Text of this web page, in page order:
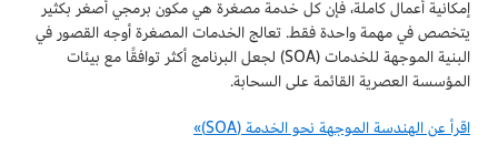
إمكانية أعمال كاملة، فإن كل خدمة مصغرة هي مكون برمجي أصغر بكثير
يتخصص في مهمة واحدة فقط. تعالج الخدمات المصغرة أوجه القصور في
البنية الموجهة للخدمات (SOA) لجعل البرنامج أكثر توافقًا مع بيئات
المؤسسة العصرية القائمة على السحابة.
اقرأ عن الهندسة الموجهة نحو الخدمة (SOA)»